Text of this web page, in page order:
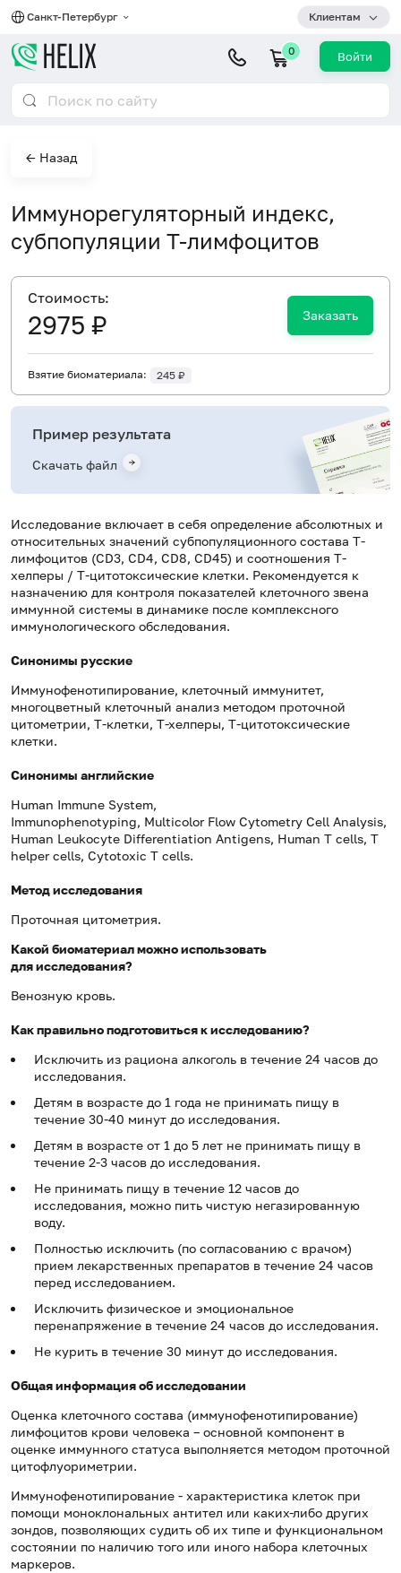
Санкт-Петербург Клиентам
0 Войти
← Назад
Иммунорегуляторный индекс,
субпопуляции T-лимфоцитов
Исследование включает в себя определение абсолютных и
относительных значений субпопуляционного состава Т-
лимфоцитов (CD3, CD4, CD8, CD45) и соотношения Т-
хелперы / Т-цитотоксические клетки. Рекомендуется к
назначению для контроля показателей клеточного звена
иммунной системы в динамике после комплексного
иммунологического обследования.
Синонимы русские
Иммунофенотипирование, клеточный иммунитет,
многоцветный клеточный анализ методом проточной
цитометрии, Т-клетки, Т-хелперы, Т-цитотоксические
клетки.
Синонимы английские
Human Immune System,
Immunophenotyping, Multicolor Flow Cytometry Cell Analysis,
Human Leukocyte Differentiation Antigens, Human T cells, T
helper cells, Cytotoxic T cells.
Метод исследования
Проточная цитометрия.
Какой биоматериал можно использовать
для исследования?
Венозную кровь.
Как правильно подготовиться к исследованию?
Исключить из рациона алкоголь в течение 24 часов до
исследования.
Детям в возрасте до 1 года не принимать пищу в
течение 30-40 минут до исследования.
Детям в возрасте от 1 до 5 лет не принимать пищу в
течение 2-3 часов до исследования.
Не принимать пищу в течение 12 часов до
исследования, можно пить чистую негазированную
воду.
Полностью исключить (по согласованию с врачом)
прием лекарственных препаратов в течение 24 часов
перед исследованием.
Исключить физическое и эмоциональное
перенапряжение в течение 24 часов до исследования.
Не курить в течение 30 минут до исследования.
Общая информация об исследовании
Оценка клеточного состава (иммунофенотипирование)
лимфоцитов крови человека – основной компонент в
оценке иммунного статуса выполняется методом проточной
цитофлуориметрии.
Иммунофенотипирование - характеристика клеток при
помощи моноклональных антител или каких-либо других
зондов, позволяющих судить об их типе и функциональном
состоянии по наличию того или иного набора клеточных
маркеров.
Cтоимость:
2975 ₽ Заказать
Взятие биоматериала: 245 ₽
Пример результата
Скачать файл